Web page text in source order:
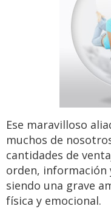
Ese maravilloso
muchos de
cantidades de
orden,
siendo una grave
física y emocional.